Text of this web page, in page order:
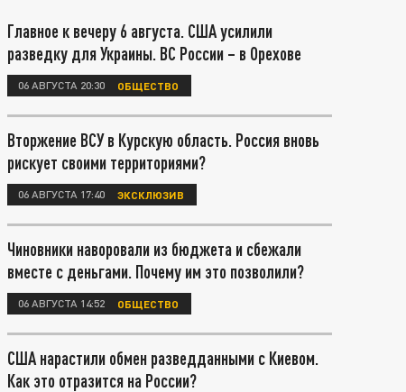
Главное к вечеру 6 августа. США усилили
разведку для Украины. ВС России – в Орехове
06 АВГУСТА 20:30 ОБЩЕСТВО
Вторжение ВСУ в Курскую область. Россия вновь
рискует своими территориями?
06 АВГУСТА 17:40 ЭКСКЛЮЗИВ
Чиновники наворовали из бюджета и сбежали
вместе с деньгами. Почему им это позволили?
06 АВГУСТА 14:52 ОБЩЕСТВО
США нарастили обмен разведданными с Киевом.
Как это отразится на России?